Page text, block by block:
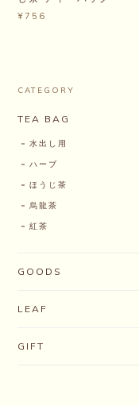
¥756
CATEGORY
TEA BAG
水出し用
ハーブ
ほうじ茶
烏龍茶
紅茶
GOODS
LEAF
GIFT